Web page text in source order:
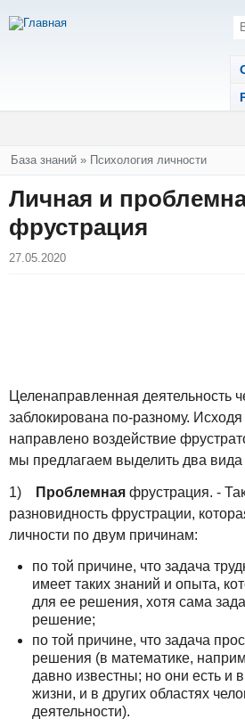
Вы здесь
База знаний » Психология личности
Личная и
фрустрация
27.05.2020
Целенаправленная деятельность
заблокирована по-разному. Исходя
направлено воздействие
мы предлагаем выделить два
1) Проблемная фрустрация. -
разновидность фрустрации,
личности по двум причинам:
по той причине, что задача
имеет таких знаний и опыта,
для ее решения, хотя сама
решение;
по той причине, что задача
решения (в математике,
давно известны; но они есть и
жизни, и в других областях
деятельности).